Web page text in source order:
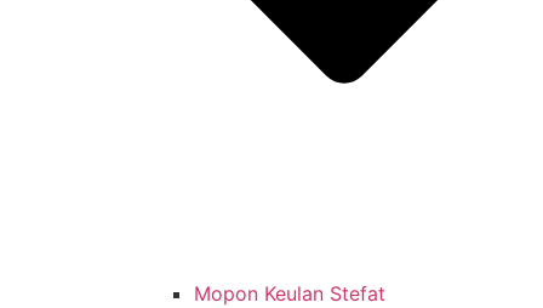
Mopon Keulan Stefat